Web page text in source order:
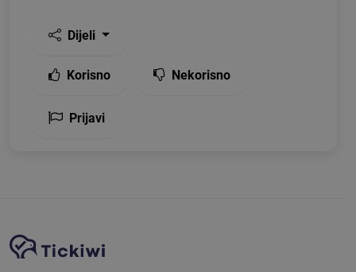
Dijeli
Korisno Nekorisno
Prijavi
Navigacija stranice
Tickiwi platforma